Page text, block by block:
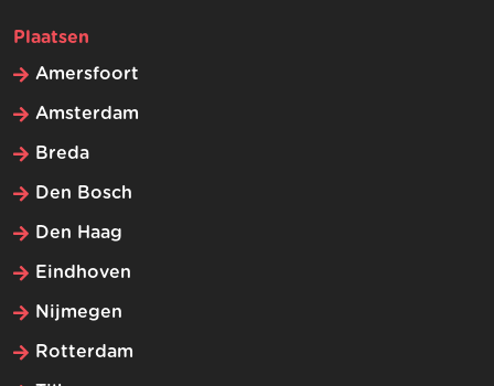
Plaatsen
Amersfoort
Amsterdam
Breda
Den Bosch
Den Haag
Eindhoven
Nijmegen
Rotterdam